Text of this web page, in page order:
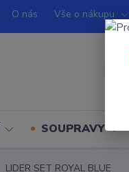
O nás Vše o nákupu
SOUPRAVY
LIDER SET ROYAL BLUE